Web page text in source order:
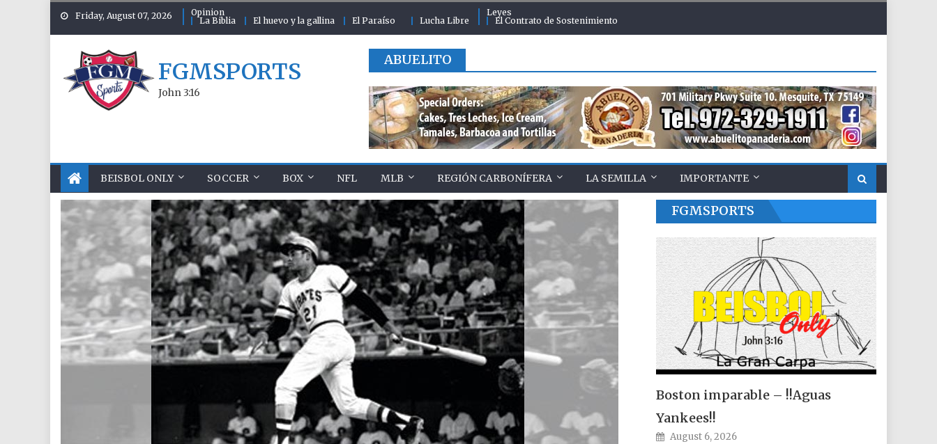
Friday, August 07, 2026
Opinion
La Biblia
El huevo y la gallina El Paraíso Lucha Libre
Leyes
El Contrato de Sostenimiento
FGMSPORTS
John 3:16
ABUELITO
BEISBOL ONLY SOCCER BOX NFL MLB REGIÓN CARBONÍFERA LA SEMILLA IMPORTANTE
FGMSPORTS
Boston imparable – !!Aguas
Yankees!!
Posted on
August 6, 2026